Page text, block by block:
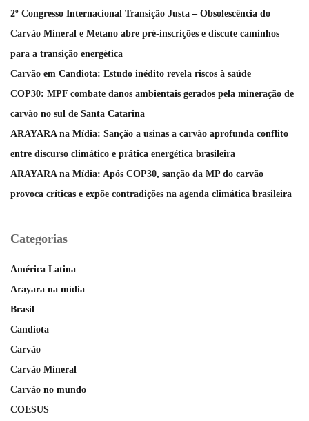
2º Congresso Internacional Transição Justa – Obsolescência do
Carvão Mineral e Metano abre pré-inscrições e discute caminhos
para a transição energética
Carvão em Candiota: Estudo inédito revela riscos à saúde
COP30: MPF combate danos ambientais gerados pela mineração de
carvão no sul de Santa Catarina
ARAYARA na Mídia: Sanção a usinas a carvão aprofunda conflito
entre discurso climático e prática energética brasileira
ARAYARA na Mídia: Após COP30, sanção da MP do carvão
provoca críticas e expõe contradições na agenda climática brasileira
Categorias
América Latina
Arayara na mídia
Brasil
Candiota
Carvão
Carvão Mineral
Carvão no mundo
COESUS